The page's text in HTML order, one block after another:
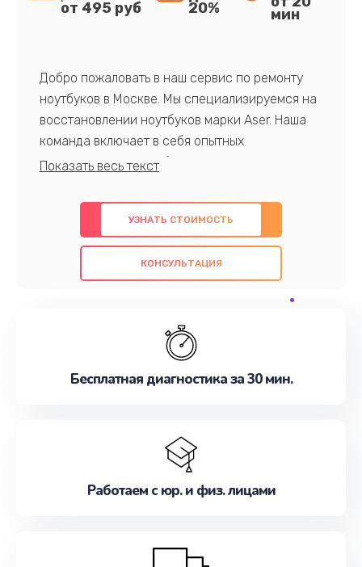
от 495 руб 20% мин
Добро пожаловать в наш сервис по ремонту
ноутбуков в Москве. Мы специализируемся на
восстановлении ноутбуков марки Aser. Наша
команда включает в себя опытных
профессионалов с обширными знаниями и
предлагаем быстрый и качественный ремонт с
использованием оригинальных компонентов, а
также гарантируем качество всех
проведенных работ. Наша цель - предоставить
наилучшим образом. Не медлите записаться на
УЗНАТЬ СТОИМОСТЬ
КОНСУЛЬТАЦИЯ
Бесплатная диагностика за 30 мин.
Работаем с юр. и физ. лицами